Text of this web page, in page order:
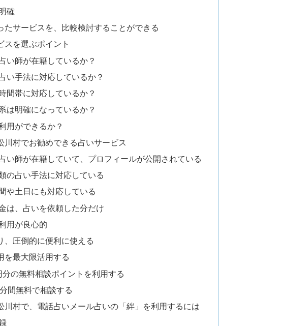
確
たサービスを、比較検討することができる
スを選ぶポイント
い師が在籍しているか？
い手法に対応しているか？
間帯に対応しているか？
は明確になっているか？
用ができるか？
川村でお勧めできる占いサービス
い師が在籍していて、プロフィールが公開されている
の占い手法に対応している
や土日にも対応している
は、占いを依頼した分だけ
用が良心的
、圧倒的に便利に使える
を最大限活用する
分の無料相談ポイントを利用する
間無料で相談する
川村で、電話占いメール占いの「絆」を利用するには